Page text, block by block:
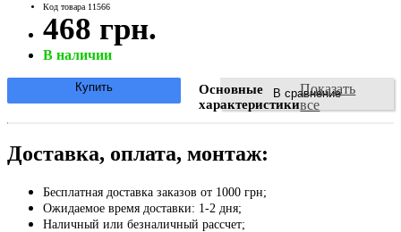
Код товара 11566
468 грн.
В наличии
В сравнение
Купить
Основные
характеристики
Показать
все
Доставка, оплата, монтаж:
Бесплатная доставка заказов от 1000 грн;
Ожидаемое время доставки: 1-2 дня;
Наличный или безналичный рассчет;